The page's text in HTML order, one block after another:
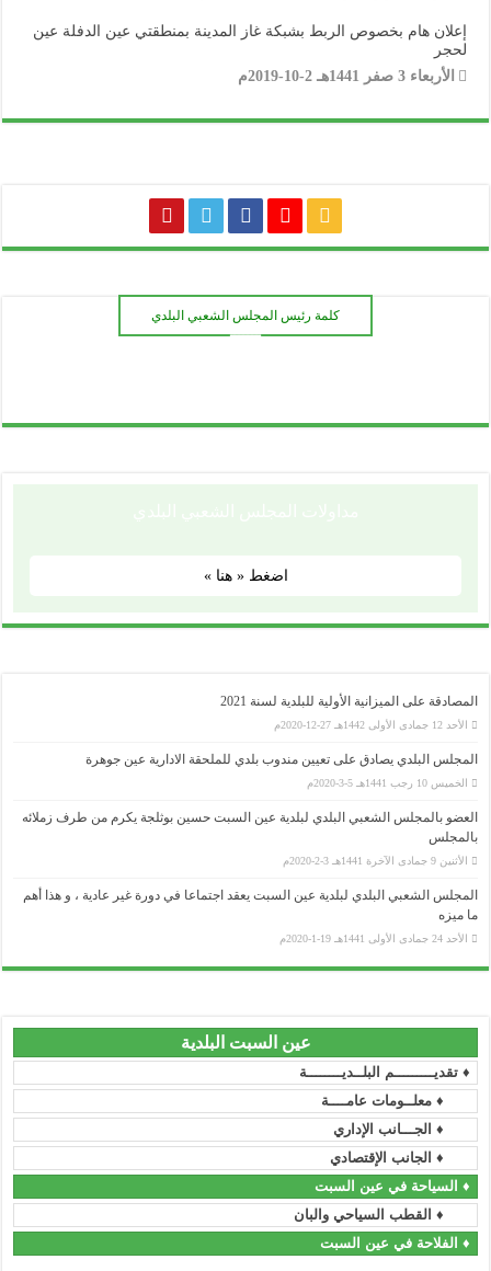
إعلان هام بخصوص الربط بشبكة غاز المدينة بمنطقتي عين الدفلة عين
لحجر
الأربعاء 3 صفر 1441هـ 2-10-2019م
كلمة رئيس المجلس الشعبي البلدي
ـــــــ
اضغط « هنا »
المصادقة على الميزانية الأولية للبلدية لسنة 2021
الأحد 12 جمادى الأولى 1442هـ 27-12-2020م
المجلس البلدي يصادق على تعيين مندوب بلدي للملحقة الادارية عين جوهرة
الخميس 10 رجب 1441هـ 5-3-2020م
العضو بالمجلس الشعبي البلدي لبلدية عين السبت حسين بوثلجة يكرم من طرف زملائه
بالمجلس
الأثنين 9 جمادى الآخرة 1441هـ 3-2-2020م
المجلس الشعبي البلدي لبلدية عين السبت يعقد اجتماعا في دورة غير عادية ، و هذا أهم
ما ميزه
الأحد 24 جمادى الأولى 1441هـ 19-1-2020م
عين السبت البلدية
♦ تقديـــــــــم البلــديــــــــة
♦ معلــومات عامــــة
♦ الجـــانب الإداري
♦ الجانب الإقتصادي
♦ السياحة في عين السبت
♦ القطب السياحي والبان
♦ الفلاحة في عين السبت
مجلس الأمة
رئاسة الحكومة
الأمانة العامة للحكومة
وزارة السكن و العمران و المدينة
وزارة العمل و التشغيل و الضمان الإجتماعي